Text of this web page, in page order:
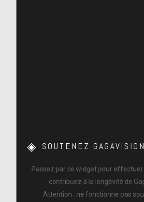
SOUTENEZ GAGAVISION
Passez par ce widget pour
contribuez à la longévité de
Attention : ne fonctionne pas